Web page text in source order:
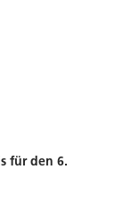
für den 6.